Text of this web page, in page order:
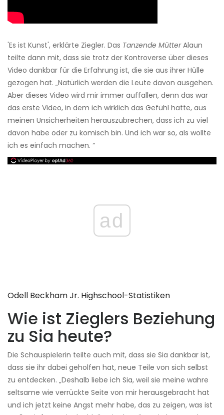
'Es ist Kunst', erklärte Ziegler. Das Tanzende MütterAlaun
teilte dann mit, dass sie trotz der Kontroverse über dieses
Video dankbar für die Erfahrung ist, die sie aus ihrer Hülle
gezogen hat. „Natürlich werden die Leute davon ausgehen.
Aber dieses Video wird mir immer auffallen, denn das war
das erste Video, in dem ich wirklich das Gefühl hatte, aus
meinen Unsicherheiten herauszubrechen, dass ich zu viel
davon habe oder zu komisch bin. Und ich war so, als wollte
ich es einfach machen. “
ad
Odell Beckham Jr. Highschool-Statistiken
Wie ist Zieglers Beziehung
zu Sia heute?
Die Schauspielerin teilte auch mit, dass sie Sia dankbar ist,
dass sie ihr dabei geholfen hat, neue Teile von sich selbst
zu entdecken. „Deshalb liebe ich Sia, weil sie meine wahre
seltsame wie verrückte Seite von mir herausgebracht hat
und ich jetzt keine Angst mehr habe, das zu zeigen, was ist